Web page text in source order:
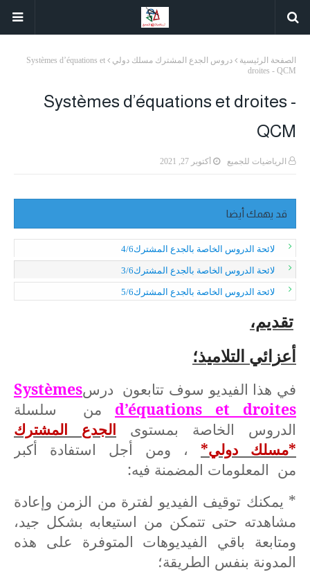
الصفحة الرئيسية دروس الجدع المشترك مسلك دولي
Systèmes d’équations et
droites - QCM
Systèmes d’équations et droites -
QCM
الرياضيات للجميع أكتوبر 27, 2021
قد يهمك أيضا
لائحة الدروس الخاصة بالجدع المشترك4/6
لائحة الدروس الخاصة بالجدع المشترك3/6
لائحة الدروس الخاصة بالجدع المشترك5/6
تقديم،
أعزائي التلاميذ؛
في هذا الفيديو سوف تتابعون درسSystèmes
d’équations et droites من سلسلة
الدروس الخاصة بمستوى الجدع المشترك
*مسلك دولي*
، ومن أجل استفادة أكبر
من المعلومات المضمنة فيه:
* يمكنك توقيف الفيديو لفترة من الزمن وإعادة
مشاهدته حتى تتمكن من استيعابه بشكل جيد،
ومتابعة باقي الفيديوهات المتوفرة على هذه
المدونة بنفس الطريقة؛